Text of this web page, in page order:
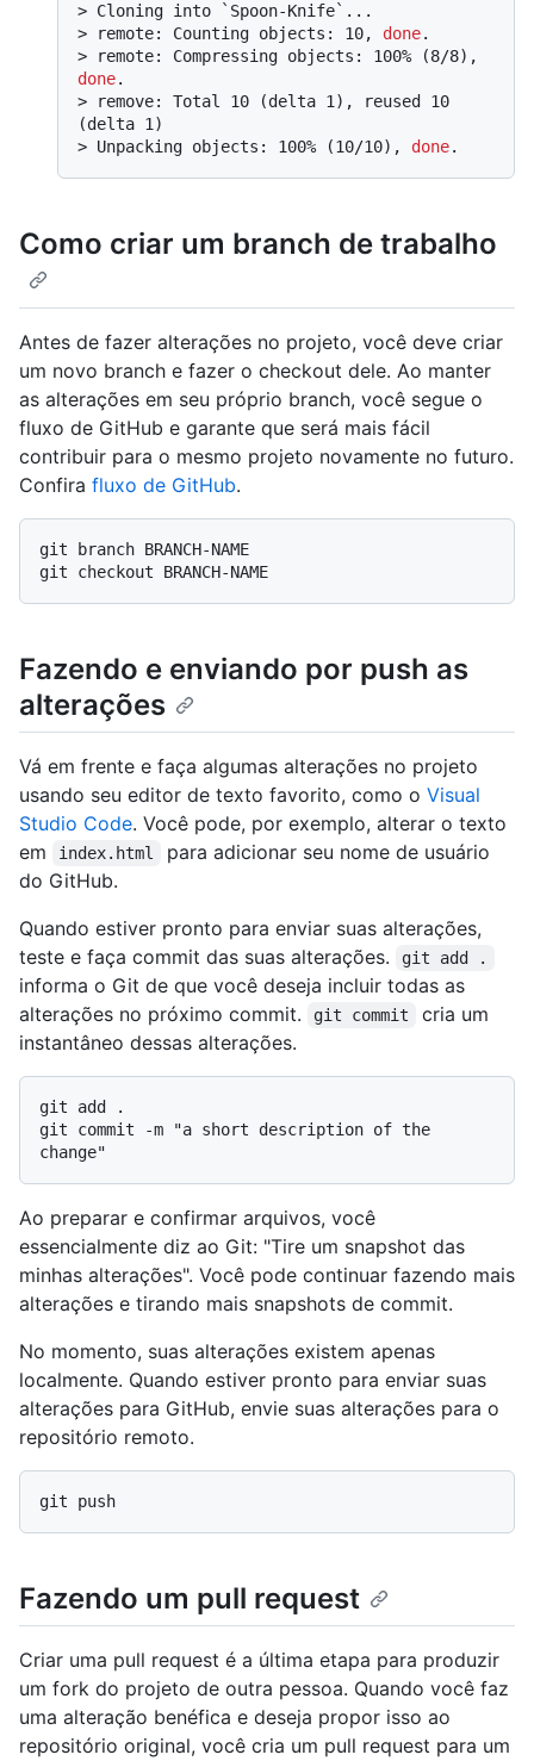
> Cloning into `Spoon-Knife`...
>
remote: Counting objects: 10, done.
>
done.
>
remove: Total 10 (delta 1), reused 10
(delta 1)
> Unpacking objects: 100% (10/10), done.
Como criar um branch de trabalho
Antes de fazer alterações no projeto, você deve criar
um novo branch e fazer o checkout dele. Ao manter
as alterações em seu próprio branch, você segue o
fluxo de GitHub e garante que será mais fácil
contribuir para o mesmo projeto novamente no futuro.
Confira fluxo de GitHub.
git branch BRANCH-NAME
Fazendo e enviando por push as
alterações
Vá em frente e faça algumas alterações no projeto
usando seu editor de texto favorito, como o Visual
Studio Code. Você pode, por exemplo, alterar o texto
em
index.html
para adicionar seu nome de usuário
do GitHub.
Quando estiver pronto para enviar suas alterações,
teste e faça commit das suas alterações.
git add .
informa o Git de que você deseja incluir todas as
alterações no próximo commit.
git commit
cria um
instantâneo dessas alterações.
git add .
git commit -m "a short description of the
Ao preparar e confirmar arquivos, você
essencialmente diz ao Git: "Tire um snapshot das
minhas alterações". Você pode continuar fazendo mais
alterações e tirando mais snapshots de commit.
No momento, suas alterações existem apenas
localmente. Quando estiver pronto para enviar suas
alterações para GitHub, envie suas alterações para o
repositório remoto.
Fazendo um pull request
Criar uma pull request é a última etapa para produzir
um fork do projeto de outra pessoa. Quando você faz
uma alteração benéfica e deseja propor isso ao
repositório original, você cria um pull request para um